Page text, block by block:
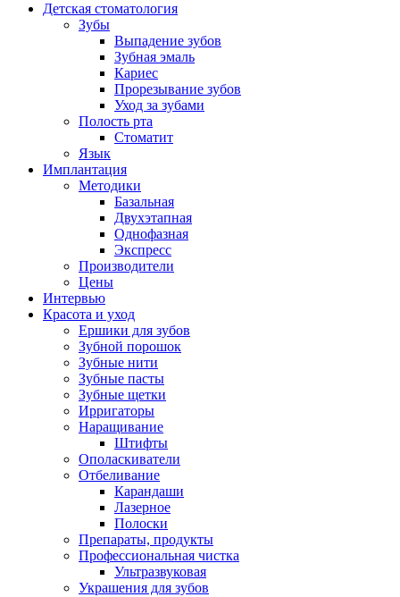
Детская стоматология
Зубы
Выпадение зубов
Зубная эмаль
Кариес
Прорезывание зубов
Уход за зубами
Полость рта
Стоматит
Язык
Имплантация
Методики
Базальная
Двухэтапная
Однофазная
Экспресс
Производители
Цены
Интервью
Красота и уход
Ершики для зубов
Зубной порошок
Зубные нити
Зубные пасты
Зубные щетки
Ирригаторы
Наращивание
Штифты
Ополаскиватели
Отбеливание
Карандаши
Лазерное
Полоски
Препараты, продукты
Профессиональная чистка
Ультразвуковая
Украшения для зубов